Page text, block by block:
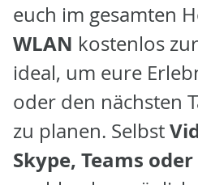
euch im gesamten
WLAN kostenlos
ideal, um eure
oder den nächsten
zu planen. Selbst
Skype, Teams